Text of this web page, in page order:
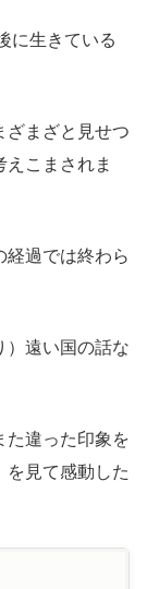
に生きている
ざまざと見せつ
こまされま
経過では終わら
）遠い国の話な
た違った印象を
を見て感動した